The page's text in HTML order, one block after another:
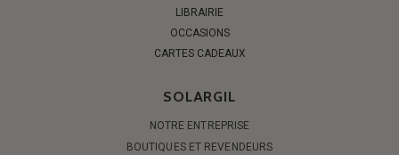
LIBRAIRIE
OCCASIONS
CARTES CADEAUX
SOLARGIL
NOTRE ENTREPRISE
BOUTIQUES ET REVENDEURS